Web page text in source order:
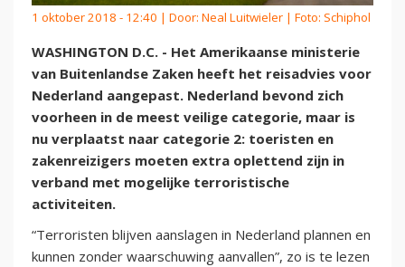
1 oktober 2018 - 12:40 | Door: Neal Luitwieler | Foto: Schiphol
WASHINGTON D.C. - Het Amerikaanse ministerie
van Buitenlandse Zaken heeft het reisadvies voor
Nederland aangepast. Nederland bevond zich
voorheen in de meest veilige categorie, maar is
nu verplaatst naar categorie 2: toeristen en
zakenreizigers moeten extra oplettend zijn in
verband met mogelijke terroristische
activiteiten.
“Terroristen blijven aanslagen in Nederland plannen en
kunnen zonder waarschuwing aanvallen”, zo is te lezen